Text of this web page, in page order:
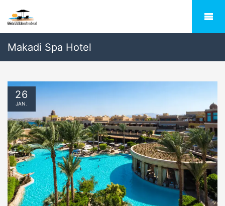
Makadi Spa Hotel
26
JAN.